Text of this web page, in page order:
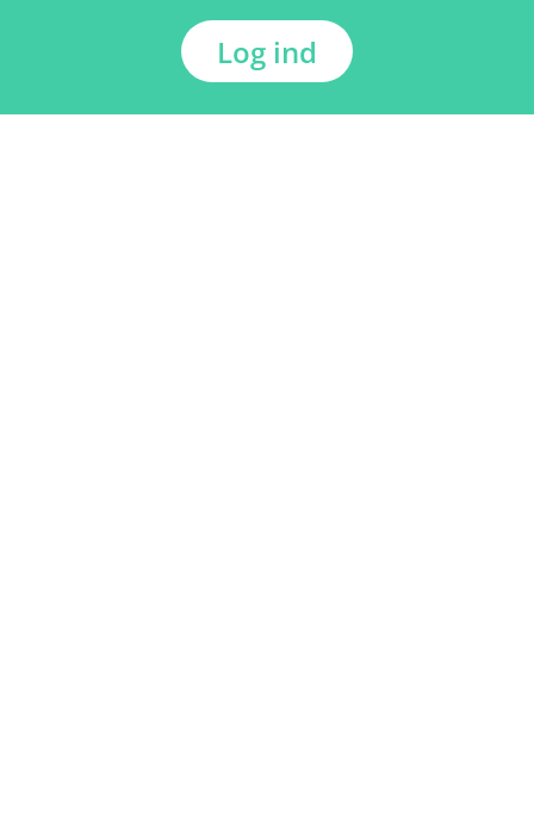
Log ind